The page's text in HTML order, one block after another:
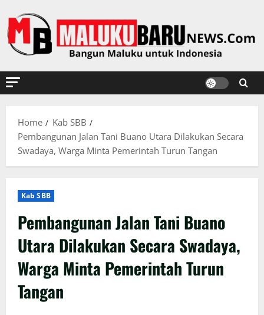
to
content
Home
Kab SBB
Pembangunan Jalan Tani Buano Utara Dilakukan Secara
Swadaya, Warga Minta Pemerintah Turun Tangan
Kab SBB
Pembangunan Jalan Tani Buano
Utara Dilakukan Secara Swadaya,
Warga Minta Pemerintah Turun
Tangan